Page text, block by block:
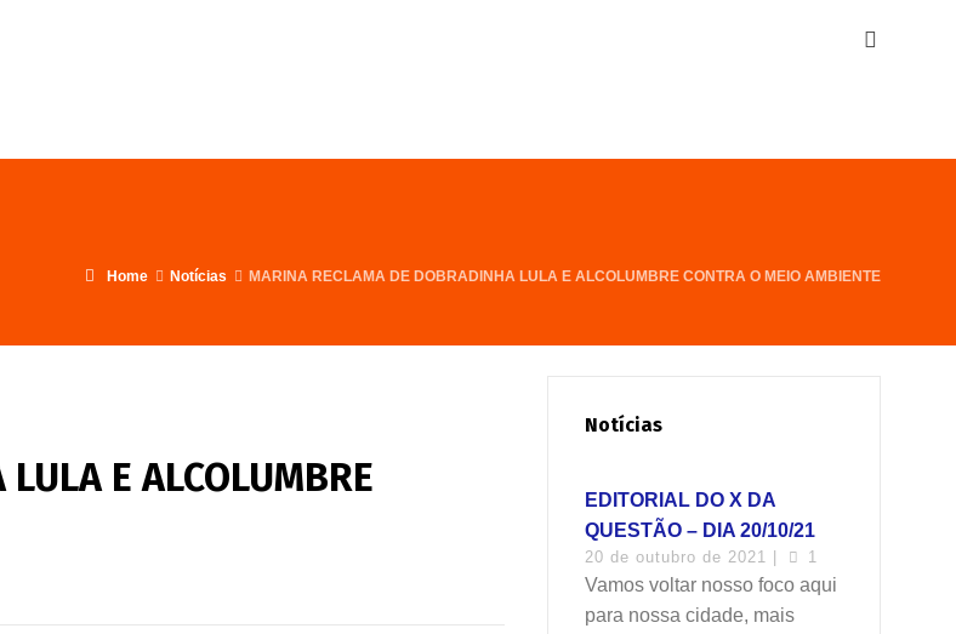
Home Notícias MARINA RECLAMA DE DOBRADINHA LULA E ALCOLUMBRE CONTRA O MEIO AMBIENTE
E ALCOLUMBRE
Notícias
EDITORIAL DO X DA
QUESTÃO – DIA 20/10/21
20 de outubro de 2021 | 1
Vamos voltar nosso foco aqui
para nossa cidade, mais